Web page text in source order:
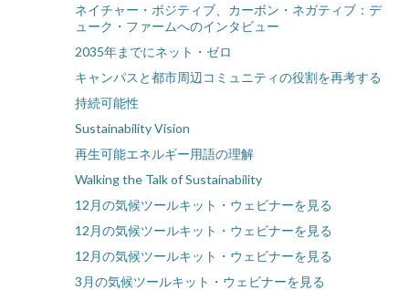
ネイチャー・ポジティブ、カーボン・ネガティブ：デ
ューク・ファームへのインタビュー
2035年までにネット・ゼロ
キャンパスと都市周辺コミュニティの役割を再考する
持続可能性
Sustainability Vision
再生可能エネルギー用語の理解
Walking the Talk of Sustainability
12月の気候ツールキット・ウェビナーを見る
12月の気候ツールキット・ウェビナーを見る
12月の気候ツールキット・ウェビナーを見る
3月の気候ツールキット・ウェビナーを見る